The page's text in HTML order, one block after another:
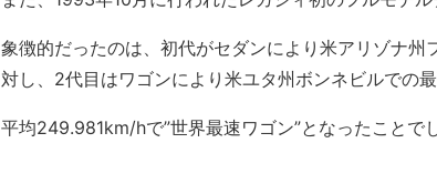
象徴的だったのは、初代がセダンにより米アリゾナ州
対し、2代目はワゴンにより米ユタ州ボンネビルでの最
平均249.981km/hで”世界最速ワゴン”となったことでし